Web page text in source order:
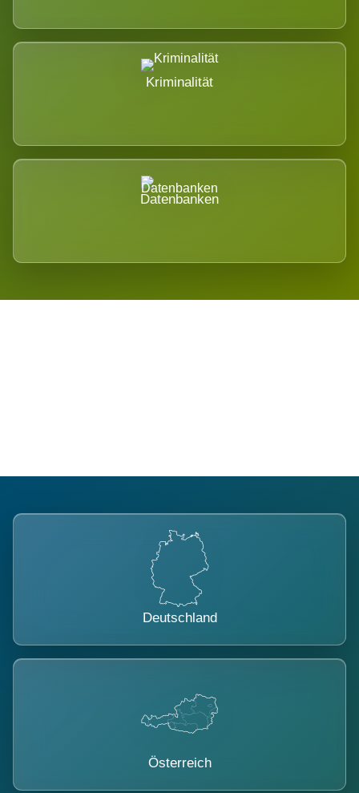
Kriminalität
Datenbanken
Deutschland
Österreich